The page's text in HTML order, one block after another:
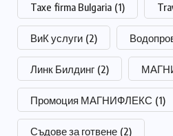
Taxe firma Bulgaria (1)
ВиК услуги (2)
Линк Билдинг (2)
Промоция МАГНИФЛЕКС (1)
Съдове за готвене (2)